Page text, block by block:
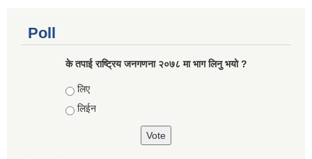
Poll
के तपाई राष्ट्रिय जनगणना २०७८ मा भाग लिनु भयो ?
Choices
लिए
लिईन